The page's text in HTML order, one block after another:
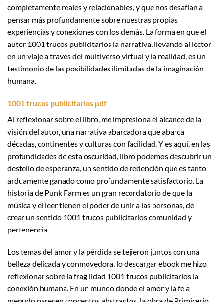
completamente reales y relacionables, y que nos desafían a
pensar más profundamente sobre nuestras propias
experiencias y conexiones con los demás. La forma en que el
autor 1001 trucos publicitarios la narrativa, llevando al lector
en un viaje a través del multiverso virtual y la realidad, es un
testimonio de las posibilidades ilimitadas de la imaginación
humana.
1001 trucos publicitarios pdf
Al reflexionar sobre el libro, me impresiona el alcance de la
visión del autor, una narrativa abarcadora que abarca
décadas, continentes y culturas con facilidad. Y es aquí, en las
profundidades de esta oscuridad, libro podemos descubrir un
destello de esperanza, un sentido de redención que es tanto
arduamente ganado como profundamente satisfactorio. La
historia de Punk Farm es un gran recordatorio de que la
música y el leer tienen el poder de unir a las personas, de
crear un sentido 1001 trucos publicitarios comunidad y
pertenencia.
Los temas del amor y la pérdida se tejieron juntos con una
belleza delicada y conmovedora, lo descargar ebook me hizo
reflexionar sobre la fragilidad 1001 trucos publicitarios la
conexión humana. En un mundo donde el amor y la fe a